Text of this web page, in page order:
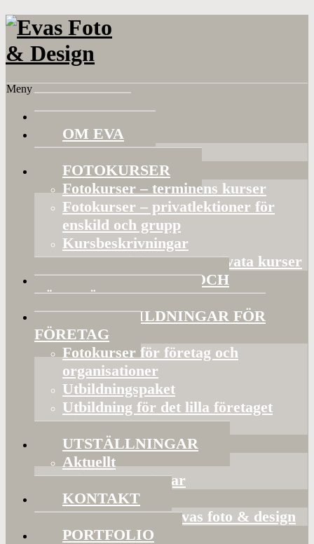
Meny
HEM
OM EVA
Referenser
FOTOKURSER
Fotokurser – terminens kurser
Fotokurser – privatlektioner för
enskild och grupp
Kursbeskrivningar
Gruppaktiviteter och privata kurser
BILDVISNINGAR OCH
FÖRELÄSNINGAR
FOTOUTBILDNINGAR FÖR
FÖRETAG
Fotokurser för företag och
organisationer
Utbildningspaket
Utbildning för det lilla företaget
Bildorganisering
UTSTÄLLNINGAR
Aktuellt
Mina utställningar
KONTAKT
Presentkort hos Evas foto & design
PORTFOLIO